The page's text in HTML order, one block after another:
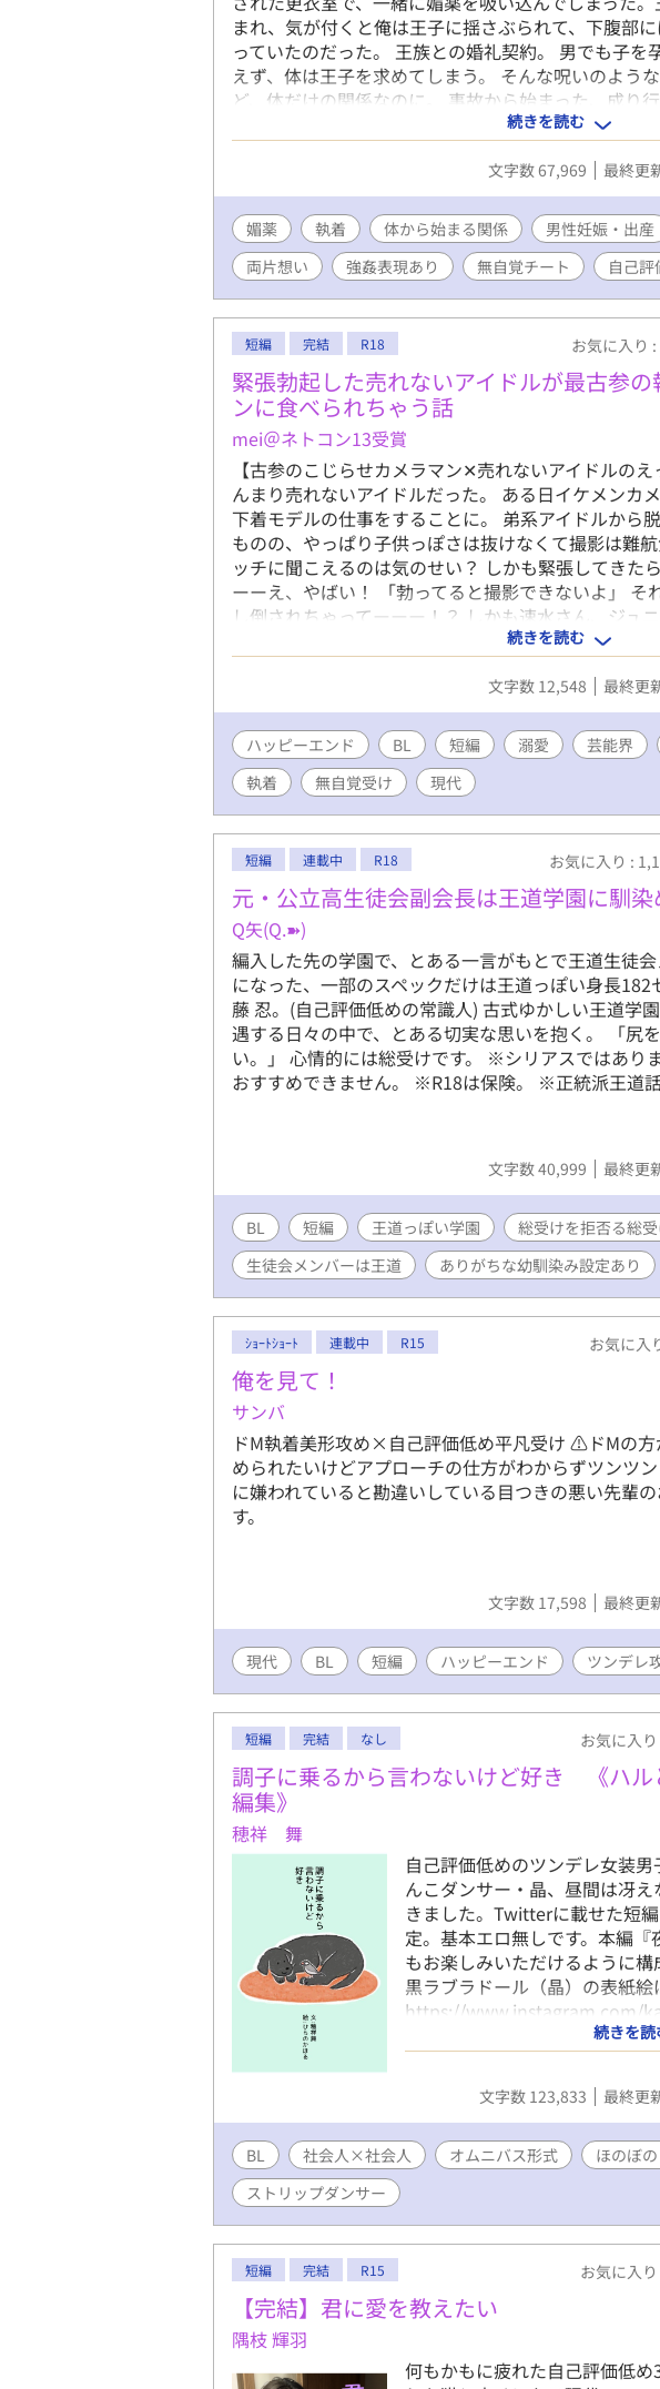
まれ、気が付くと俺は王子に揺さぶられて、下腹部
っていたのだった。 王族との婚礼契約。 男でも子を
えず、体は王子を求めてしまう。 そんな呪いのよう
ど、体だけの関係なのに。 事故から始まった、成り
惹かれていく。 出産したら、俺は自由。 離婚して、
ら。 それだけの関係だって分かっているのに。 こん
続きを読む
文字数 67,969 最終更
媚薬 執着 体から始まる関係 男性妊娠・出産
両片想い
強姦表現あり 無自覚チート 自己評
短編 完結 R18 お気に入り :
緊張勃起した売れないアイドルが最古参
ンに食べられちゃう話
mei＠ネトコン13受賞
【古参のこじらせカメラマン✕売れないアイドルの
んまり売れないアイドルだった。 ある日イケメンカ
下着モデルの仕事をすることに。 弟系アイドルから
ものの、やっぱり子供っぽさは抜けなくて撮影は難
ッチに聞こえるのは気のせい？ しかも緊張してき
ーーえ、やばい！ 「勃ってると撮影できないよ」 そ
し倒されちゃってーーー！？ しかも速水さん、ジュ
激重ファンだった！？ 後列アイドルを一途に追い続
価低めアイドルの溺愛えっちラブコメ♡ ※他サイト
続きを読む
文字数 12,548 最終更
ハッピーエンド BL 短編 溺愛 芸能界
執着
無自覚受け 現代
短編 連載中 R18 お気に入り :
元・公立高生徒会副会長は王道学園に馴染
Q矢(Q.➽)
編入した先の学園で、とある一言がもとで王道生徒
になった、一部のスペックだけは王道っぽい身長
藤 忍。(自己評価低めの常識人) 古式ゆかしい王道学
遇する日々の中で、とある切実な思いを抱く。 「尻
い。」 心情的には総受けです。 ※シリアスではあり
おすすめできません。 ※R18は保険。 ※正統派王道話
文字数 40,999 最終更
BL 短編 王道っぽい学園 総受けを拒否る総
生徒会メンバーは王道
ありがちな幼馴染み設定あり
ｼｮｰﾄｼｮｰﾄ 連載中 R15 お気に入
俺を見て！
サンバ
ドM執着美形攻め×自己評価低め平凡受け ⚠️ドMの
められたいけどアプローチの仕方がわからずツンツ
に嫌われていると勘違いしている目つきの悪い先輩
す。
文字数 17,598 最終更
現代 BL 短編 ハッピーエンド ツンデレ
短編 完結 なし お気に入
調子に乗るから言わないけど好き 《ハル
編集》
穂祥 舞
自己評価低めのツンデレ女装
んこダンサー・晶、昼間は冴
きました。Twitterに載せた短
定。基本エロ無しです。本編
もお楽しみいただけるように
黒ラブラドール（晶）の表紙
https://www.instagram.com/
た！ 結構仲良くやっている2人
ました。ありがとうございま
等、ひらの様の著作権を侵害
エブリスタにも連載しています
続きを読
文字数 123,833 最終更
BL 社会人×社会人 オムニバス形式 ほのぼの
ストリップダンサー
短編 完結 R15 お気に入
【完結】君に愛を教えたい
隅枝 輝羽
何もかもに疲れた自己評価低